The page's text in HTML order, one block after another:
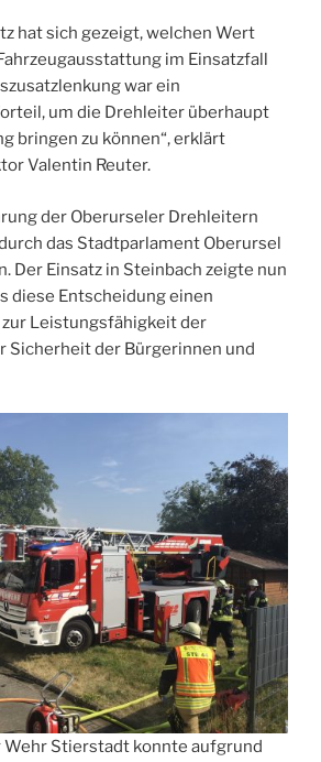
hat sich gezeigt, welchen Wert
im Einsatzfall
war ein
um die Drehleiter überhaupt
bringen zu können“, erklärt
Valentin Reuter.
der Oberurseler Drehleitern
das Stadtparlament Oberursel
Der Einsatz in Steinbach zeigte nun
diese Entscheidung einen
Leistungsfähigkeit der
Sicherheit der Bürgerinnen und
Stierstadt konnte aufgrund